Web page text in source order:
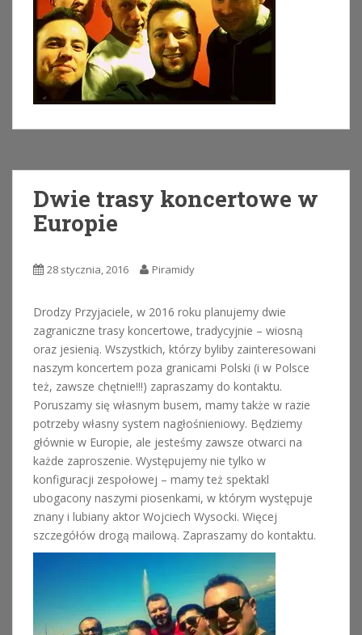
Dwie trasy koncertowe w
Europie
28 stycznia, 2016 Piramidy
Drodzy Przyjaciele, w 2016 roku planujemy dwie
zagraniczne trasy koncertowe, tradycyjnie – wiosną
oraz jesienią. Wszystkich, którzy byliby zainteresowani
naszym koncertem poza granicami Polski (i w Polsce
też, zawsze chętnie!!!) zapraszamy do kontaktu.
Poruszamy się własnym busem, mamy także w razie
potrzeby własny system nagłośnieniowy. Będziemy
głównie w Europie, ale jesteśmy zawsze otwarci na
każde zaproszenie. Występujemy nie tylko w
konfiguracji zespołowej – mamy też spektakl
ubogacony naszymi piosenkami, w którym występuje
znany i lubiany aktor Wojciech Wysocki. Więcej
szczegółów drogą mailową. Zapraszamy do kontaktu.